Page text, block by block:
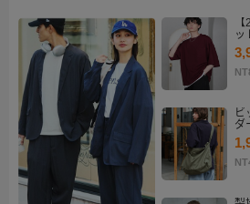
ッ
シ
ッ
ビ
ダ